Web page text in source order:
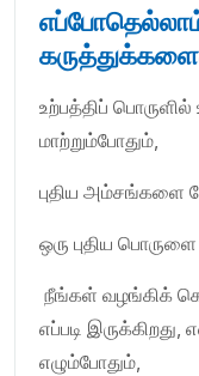
உற்பத்திப்
மாற்றும்போதும்,
புதிய அம்சங்களை
ஒரு புதிய
நீங்கள் வழங்கிக்
எப்படி
எழும்போதும்,